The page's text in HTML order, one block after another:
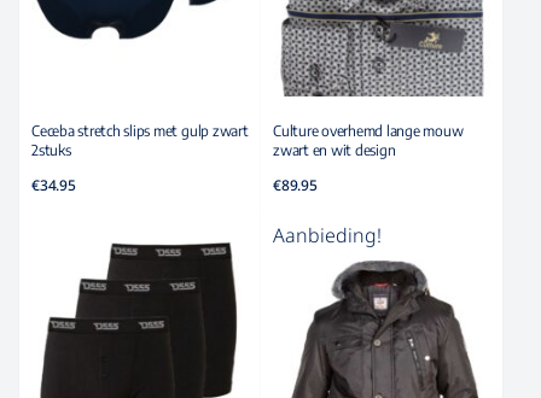
Ceceba stretch slips met gulp zwart
2stuks
€34.95
Culture overhemd lange mouw
zwart en wit design
€89.95
Aanbieding!